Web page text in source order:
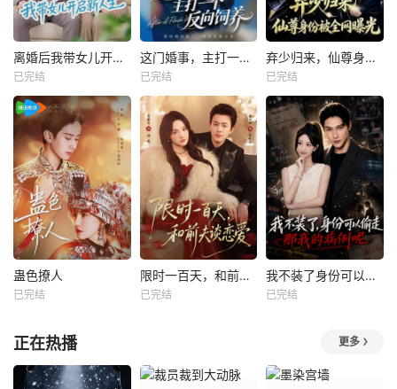
离婚后我带女儿开启新人生
已完结
这门婚事，主打一个反向饲养
已完结
弃少归来，仙尊身份被全网曝光
已完结
蛊色撩人
已完结
限时一百天，和前夫谈恋爱
已完结
我不装了身份可以偷走那我的病例呢
已完结
正在热播 更多